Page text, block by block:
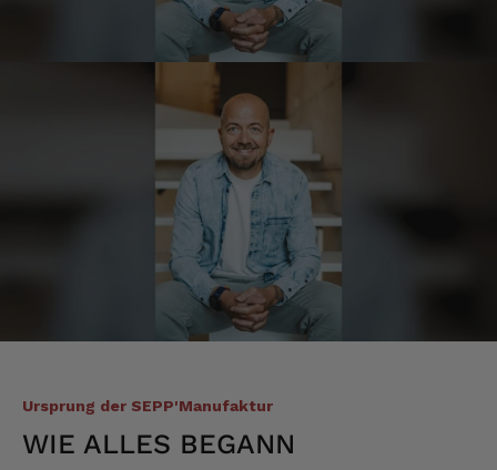
Ursprung der SEPP'Manufaktur
WIE ALLES BEGANN
Verifizierter Kunde
Die Produkte sind einfach der Hammer.
Danke dafür
Hans-Dieter
Verifizierter Kunde
Gelieferter Speck ist okay und schmeckt
auch sehr gut. Lieferzeit geht so.
Michael
Verifizierter Kunde